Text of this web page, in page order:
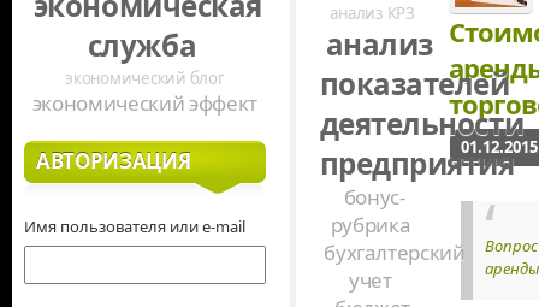
01.12.2015
анализ КРЗ
анализ
показателей
деятельности
предприятия
бонус-
рубрика
бухгалтерский
учет
служба
экономический блог
экономический эффект
АВТОРИЗАЦИЯ
Имя пользователя или e-mail